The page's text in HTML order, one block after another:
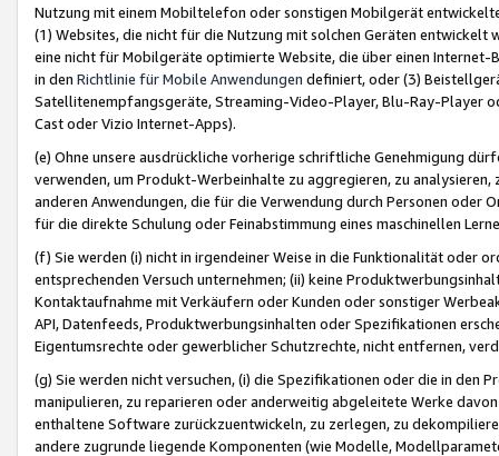
Nutzung mit einem Mobiltelefon oder sonstigen Mobilgerät
(1) Websites, die nicht für die Nutzung mit solchen Geräten
eine nicht für Mobilgeräte optimierte Website, die über einen
in den Richtlinie für Mobile Anwendungen definiert, oder (3)
Satellitenempfangsgeräte, Streaming-Video-Player, Blu-Ray-Player
Cast oder Vizio Internet-Apps).
(e) Ohne unsere ausdrückliche vorherige schriftliche Genehmigung
verwenden, um Produkt-Werbeinhalte zu aggregieren, zu
anderen Anwendungen, die für die Verwendung durch Personen
für die direkte Schulung oder Feinabstimmung eines maschinellen
(f) Sie werden (i) nicht in irgendeiner Weise in die Funktionalität oder
entsprechenden Versuch unternehmen; (ii) keine
Kontaktaufnahme mit Verkäufern oder Kunden oder sonstiger
API, Datenfeeds, Produktwerbungsinhalten oder Spezifikationen
Eigentumsrechte oder gewerblicher Schutzrechte, nicht entfernen,
(g) Sie werden nicht versuchen, (i) die Spezifikationen oder die in
manipulieren, zu reparieren oder anderweitig abgeleitete Werke
enthaltene Software zurückzuentwickeln, zu zerlegen, zu
andere zugrunde liegende Komponenten (wie Modelle,